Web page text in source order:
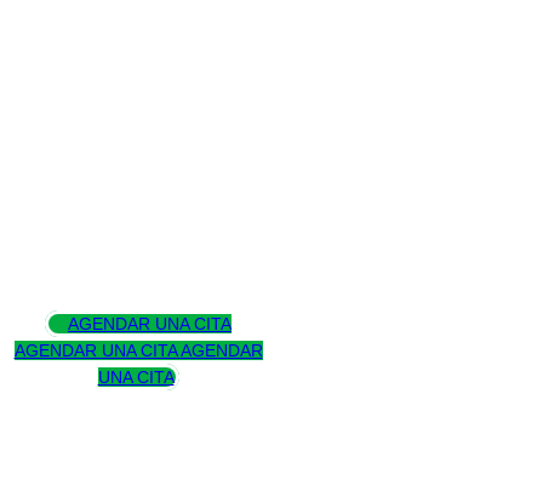
AGENDAR UNA CITA
AGENDAR UNA CITA AGENDAR
UNA CITA